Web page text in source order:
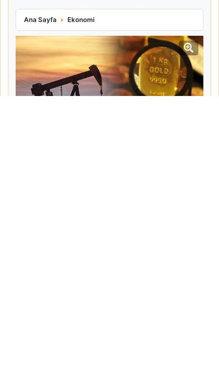
Ana Sayfa Ekonomi
Orta Doğu Gerilimi Petrolü Yükseltti Altını Düşürdü